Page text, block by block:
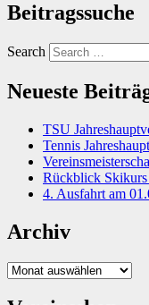
Beitragssuche
Search
Neueste
TSU
Tennis
Rückblick
4. Ausfahrt am
Archiv
Archiv